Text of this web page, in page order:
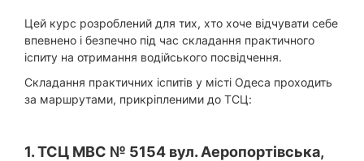
Цей курс розроблений для тих, хто хоче відчувати себе
впевнено і безпечно під час складання практичного
іспиту на отримання водійського посвідчення.
Складання практичних іспитів у місті Одеса проходить
за маршрутами, прикріпленими до ТСЦ:
1. ТСЦ МВС № 5154 вул. Аеропортівська,